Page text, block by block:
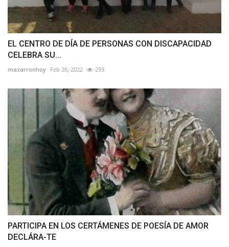
EL CENTRO DE DÍA DE PERSONAS CON DISCAPACIDAD
CELEBRA SU...
mazarronhoy Feb 26, 2022 293
PARTICIPA EN LOS CERTÁMENES DE POESÍA DE AMOR
DECLÁRA-TE